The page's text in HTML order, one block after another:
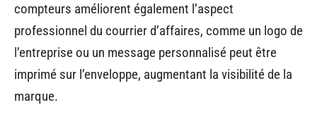
compteurs améliorent également l’aspect
professionnel du courrier d’affaires, comme un logo de
l’entreprise ou un message personnalisé peut être
imprimé sur l’enveloppe, augmentant la visibilité de la
marque.